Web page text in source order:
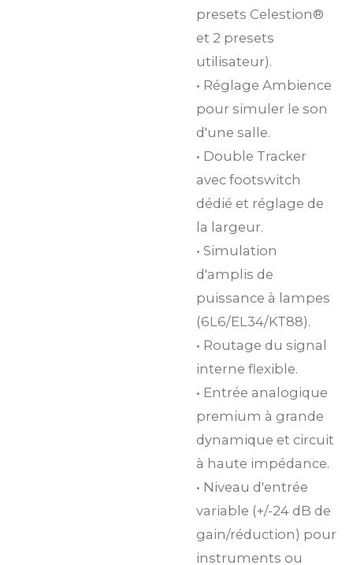
presets Celestion®
et 2 presets
utilisateur).
• Réglage Ambience
pour simuler le son
d'une salle.
• Double Tracker
avec footswitch
dédié et réglage de
la largeur.
• Simulation
d'amplis de
puissance à lampes
(6L6/EL34/KT88).
• Routage du signal
interne flexible.
• Entrée analogique
premium à grande
dynamique et circuit
à haute impédance.
• Niveau d'entrée
variable (+/-24 dB de
gain/réduction) pour
instruments ou